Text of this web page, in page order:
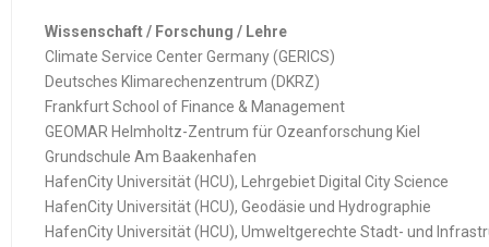
Wissenschaft / Forschung / Lehre
Climate Service Center Germany (GERICS)
Deutsches Klimarechenzentrum (DKRZ)
Frankfurt School of Finance & Management
GEOMAR Helmholtz-Zentrum für Ozeanforschung Kiel
Grundschule Am Baakenhafen
HafenCity Universität (HCU), Lehrgebiet Digital City Science
HafenCity Universität (HCU), Geodäsie und Hydrographie
HafenCity Universität (HCU), Umweltgerechte Stadt- und